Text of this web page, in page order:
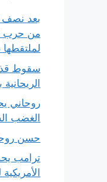
بعد
من حرب
سقوط
الريحانية
روحاني
الغضب
حسن
ترامب